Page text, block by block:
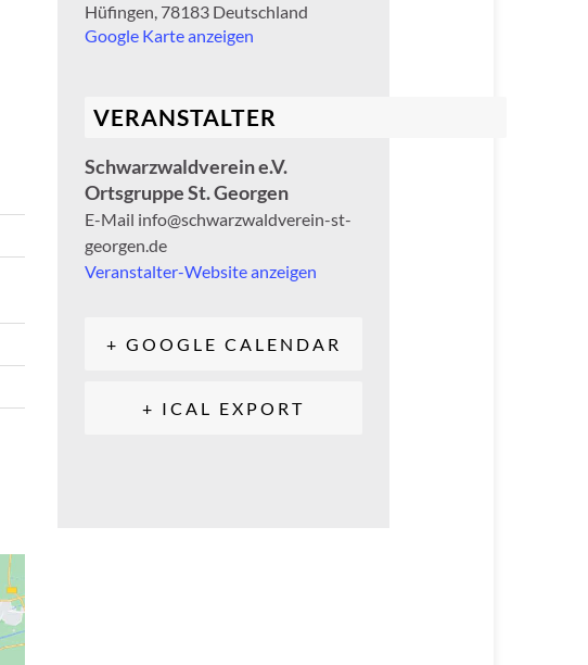
Hüfingen, 78183 Deutschland
Google Karte anzeigen
VERANSTALTER
Schwarzwaldverein e.V.
Ortsgruppe St. Georgen
E-Mail info@schwarzwaldverein-st-
georgen.de
Veranstalter-Website anzeigen
+ GOOGLE CALENDAR
+ ICAL EXPORT